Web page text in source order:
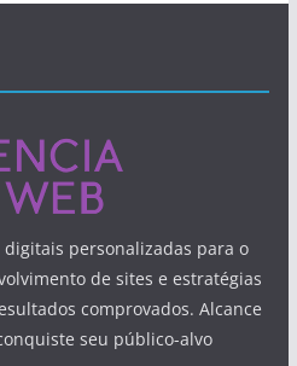
digitais personalizadas para o
de sites e estratégias
comprovados. Alcance
seu público-alvo